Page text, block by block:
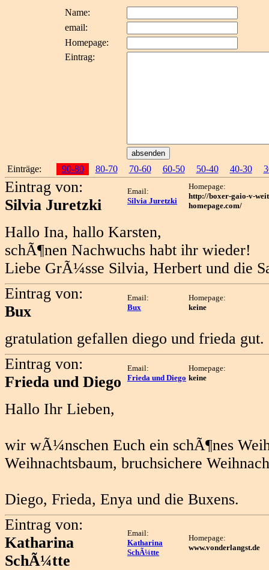
Name:
email:
Homepage:
Eintrag:
Einträge: 90-80 80-70 70-60 60-50 50-40 40-30
Eintrag von:
Silvia Juretzki
Email:
Silvia Juretzki
Homepage:
http://boxer-gaio-v-
homepage.com/
Hallo Ina, hallo Karsten,
schÃ¶nen Nachwuchs habt ihr wieder!
Liebe GrÃ¼sse Silvia, Herbert und die
Eintrag von:
Bux
Email:
Bux
Homepage:
keine
gratulation gefallen diego und frieda gut.
Eintrag von:
Frieda und Diego
Email:
Frieda und Diego
Homepage:
keine
Hallo Ihr Lieben,
wir wÃ¼nschen Euch ein schÃ¶nes
Weihnachtsbaum, bruchsichere
Diego, Frieda, Enya und die Buxens.
Eintrag von:
Katharina
SchÃ¼tte
Email:
Katharina
SchÃ¼tte
Homepage:
www.vonderlangst.de